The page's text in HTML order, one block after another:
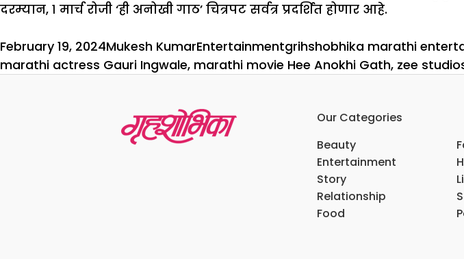
दरम्यान, १ मार्च रोजी ‘ही अनोखी गाठ’ चित्रपट सर्वत्र प्रदर्शित होणार आहे.
Posted
on
February 19, 2024Author
Mukesh KumarCategories
EntertainmentTags
grihshobhika marathi
marathi actress Gauri Ingwale, marathi movie Hee Anokhi Gath, zee
Our Categories
Beauty
Entertainment
Story
Relationship
Food